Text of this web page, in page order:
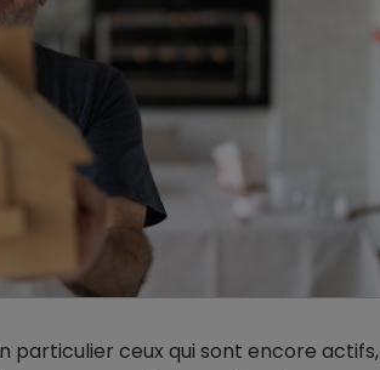
particulier ceux qui sont encore actifs,